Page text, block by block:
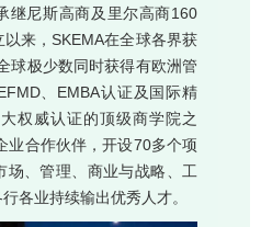
继尼斯高商及里尔高商160
来，SKEMA在全球各界获
球极少数同时获得有欧洲管
、EMBA认证及国际精
权威认证的顶级商学院之
业合作伙伴，开设70多个项
场、管理、商业与战略、工
各业持续输出优秀人才。